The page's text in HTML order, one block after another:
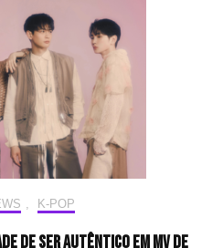
, K-POP
de ser autêntico em MV de